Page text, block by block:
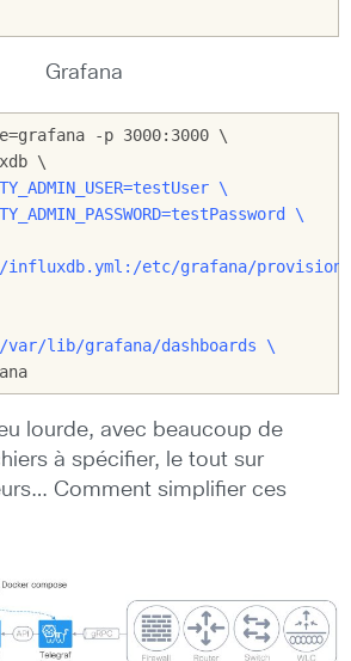
Grafana
-p 3000:3000 \
influxdb.yml:/etc/grafana/
var/lib/grafana/dashboards \
lourde, avec beaucoup de
à spécifier, le tout sur
Comment simplifier ces